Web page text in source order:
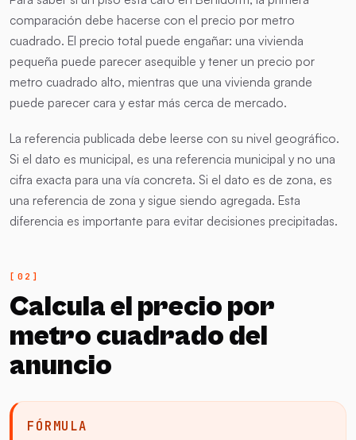
comparación debe hacerse con el precio por metro
cuadrado. El precio total puede engañar: una vivienda
pequeña puede parecer asequible y tener un precio por
metro cuadrado alto, mientras que una vivienda grande
puede parecer cara y estar más cerca de mercado.
La referencia publicada debe leerse con su nivel geográfico.
Si el dato es municipal, es una referencia municipal y no una
cifra exacta para una vía concreta. Si el dato es de zona, es
una referencia de zona y sigue siendo agregada. Esta
diferencia es importante para evitar decisiones precipitadas.
Calcula el precio por
metro cuadrado del
anuncio
FÓRMULA